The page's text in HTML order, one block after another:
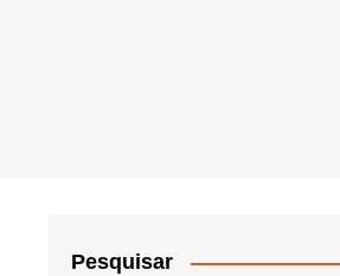
Pesquisar